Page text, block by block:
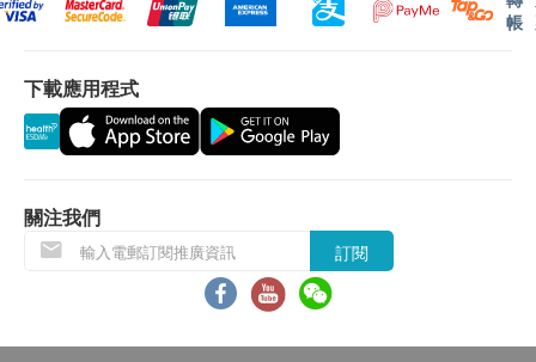
箱地址。收件地址必須有人簽收，並不可置於單位
不排除運送時間會因節日而有所影響。當八號烈風
訊號懸掛或黑色暴雨警告生效時，送貨服務時間將
會延遲。
認。倘若健康網購health.ESDlife未能提供任何訂
單上的貨品，健康網購health.ESDlife有權拒絕接
受該訂單，並且會於送貨前透過電話或電郵通知顧
帳
下載應用程式
關注我們
訂閱